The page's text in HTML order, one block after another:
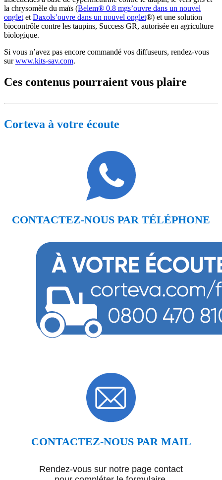
la chrysomèle du maïs (Belem® 0.8 mgs’ouvre dans un nouvel
ongletetDaxols’ouvre dans un nouvel onglet®) et une solution
biocontrôle contre les taupins, Success GR, autorisée en agriculture
biologique.
Si vous n’avez pas encore commandé vos diffuseurs, rendez-vous
surwww.kits-sav.com.
Ces contenus pourraient vous plaire
Corteva à votre écoute
CONTACTEZ-NOUS PAR TÉLÉPHONE
CONTACTEZ-NOUS PAR MAIL
Rendez-vous sur notre page contact